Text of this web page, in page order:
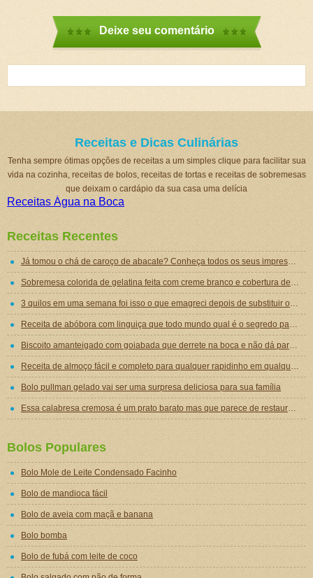
Deixe seu comentário
Receitas e Dicas Culinárias
Tenha sempre ótimas opções de receitas a um simples clique para facilitar sua
vida na cozinha, receitas de bolos, receitas de tortas e receitas de sobremesas
que deixam o cardápio da sua casa uma delícia
Receitas Água na Boca
Receitas Recentes
Já tomou o chá de caroço de abacate? Conheça todos os seus impressionantes benefícios!
Sobremesa colorida de gelatina feita com creme branco e cobertura de mousse de gelatina
3 quilos em uma semana foi isso o que emagreci depois de substituir o jantar por essa sopa emagrecedora
Receita de abóbora com linguiça que todo mundo qual é o segredo para ficar tão gostosa
Biscoito amanteigado com goiabada que derrete na boca e não dá para comer um só
Receita de almoço fácil e completo para qualquer rapidinho em qualquer dia da semana
Bolo pullman gelado vai ser uma surpresa deliciosa para sua família
Essa calabresa cremosa é um prato barato mas que parece de restaurante chique de tão gostoso
Bolos Populares
Bolo Mole de Leite Condensado Facinho
Bolo de mandioca fácil
Bolo de aveia com maçã e banana
Bolo bomba
Bolo de fubá com leite de coco